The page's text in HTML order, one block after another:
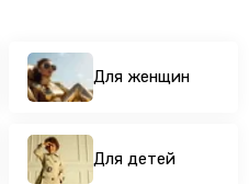
Для женщин
Для детей